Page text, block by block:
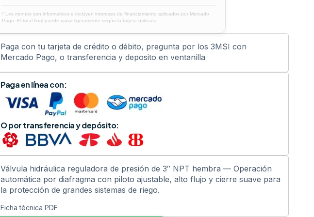
* Los montos son informativos e incluyen intereses de financiamiento aplicados por Mercado
Pago. El total final puede variar ligeramente según la tarjeta utilizada.
Paga con tu tarjeta de crédito o débito, pregunta por los 3MSI con
Mercado Pago, o transferencia y deposito en ventanilla
Paga en línea con:
O por transferencia y depósito:
Válvula hidráulica reguladora de presión de 3″ NPT hembra — Operación
automática por diafragma con piloto ajustable, alto flujo y cierre suave para
la protección de grandes sistemas de riego.
Ficha técnica PDF